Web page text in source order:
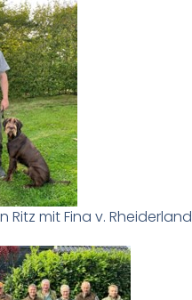
Ritz mit Fina v. Rheiderland